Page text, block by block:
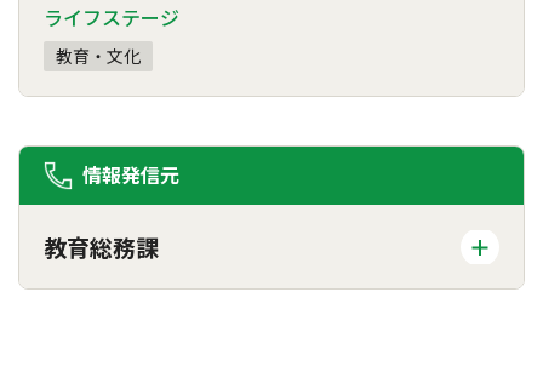
ライフステージ
教育・文化
情報発信元
教育総務課